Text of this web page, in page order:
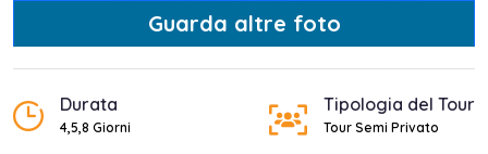
Guarda altre foto
Durata
4,5,8 Giorni
Tipologia del Tour
Tour Semi Privato